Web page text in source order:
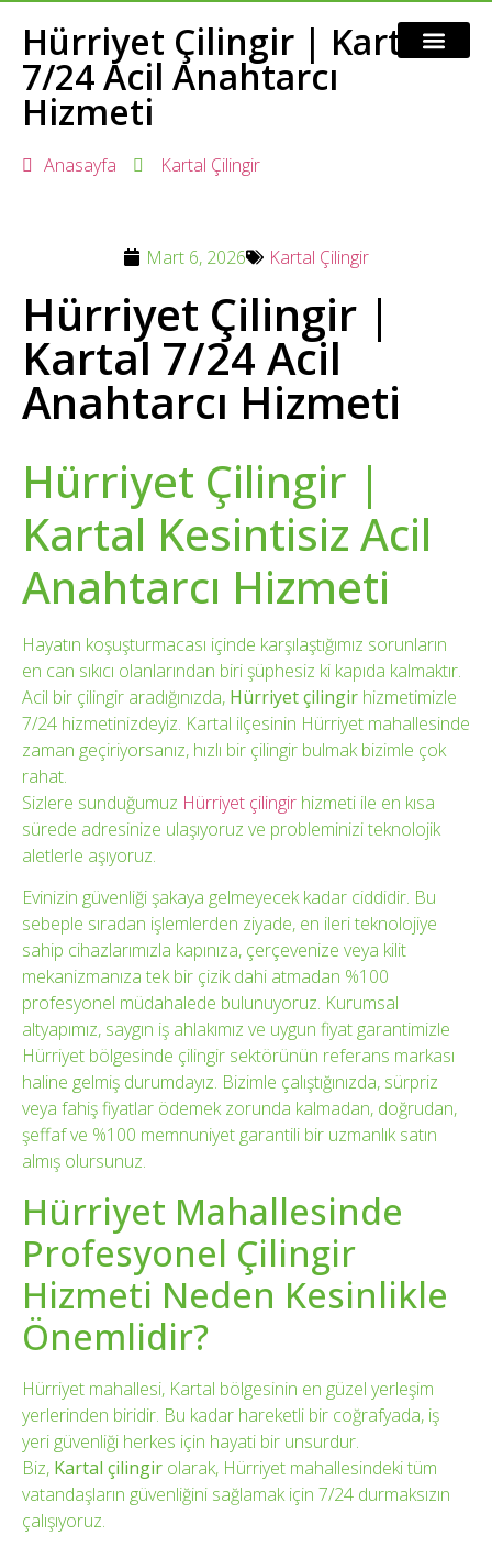
Hürriyet Çilingir | Kartal
7/24 Acil Anahtarcı
Hizmeti
Anasayfa Kartal Çilingir
Mart 6, 2026 Kartal Çilingir
Hürriyet Çilingir |
Kartal 7/24 Acil
Anahtarcı Hizmeti
Hürriyet Çilingir |
Kartal Kesintisiz Acil
Anahtarcı Hizmeti
Hayatın koşuşturmacası içinde karşılaştığımız sorunların
en can sıkıcı olanlarından biri şüphesiz ki kapıda kalmaktır.
Acil bir çilingir aradığınızda, Hürriyet çilingir hizmetimizle
7/24 hizmetinizdeyiz. Kartal ilçesinin Hürriyet mahallesinde
zaman geçiriyorsanız, hızlı bir çilingir bulmak bizimle çok
rahat.
Sizlere sunduğumuz Hürriyet çilingir hizmeti ile en kısa
sürede adresinize ulaşıyoruz ve probleminizi teknolojik
aletlerle aşıyoruz.
Evinizin güvenliği şakaya gelmeyecek kadar ciddidir. Bu
sebeple sıradan işlemlerden ziyade, en ileri teknolojiye
sahip cihazlarımızla kapınıza, çerçevenize veya kilit
mekanizmanıza tek bir çizik dahi atmadan %100
profesyonel müdahalede bulunuyoruz. Kurumsal
altyapımız, saygın iş ahlakımız ve uygun fiyat garantimizle
Hürriyet bölgesinde çilingir sektörünün referans markası
haline gelmiş durumdayız. Bizimle çalıştığınızda, sürpriz
veya fahiş fiyatlar ödemek zorunda kalmadan, doğrudan,
şeffaf ve %100 memnuniyet garantili bir uzmanlık satın
almış olursunuz.
Hürriyet Mahallesinde
Profesyonel Çilingir
Hizmeti Neden Kesinlikle
Önemlidir?
Hürriyet mahallesi, Kartal bölgesinin en güzel yerleşim
yerlerinden biridir. Bu kadar hareketli bir coğrafyada, iş
yeri güvenliği herkes için hayati bir unsurdur.
Biz, Kartal çilingir olarak, Hürriyet mahallesindeki tüm
vatandaşların güvenliğini sağlamak için 7/24 durmaksızın
çalışıyoruz.